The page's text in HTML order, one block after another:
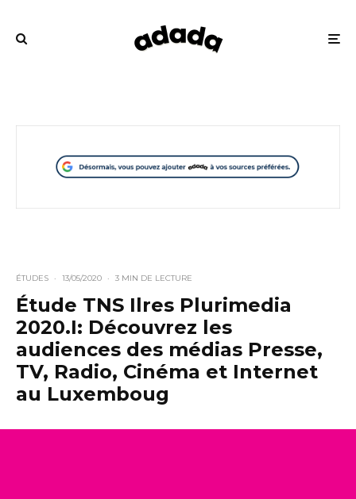
ÉTUDES · 13/05/2020 · 3 MIN DE LECTURE
Étude TNS Ilres Plurimedia
2020.I: Découvrez les
audiences des médias Presse,
TV, Radio, Cinéma et Internet
au Luxemboug